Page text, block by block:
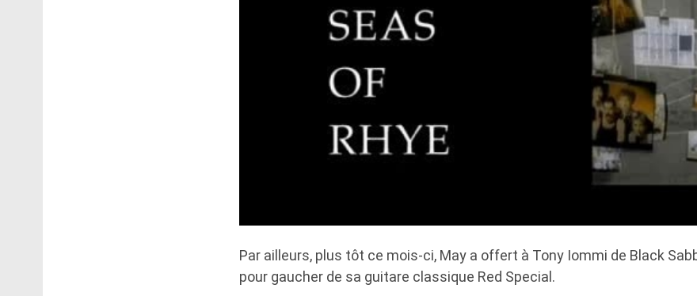
Par ailleurs, plus tôt ce mois-ci, May a offert à Tony Iommi de Black
pour gaucher de sa guitare classique Red Special.